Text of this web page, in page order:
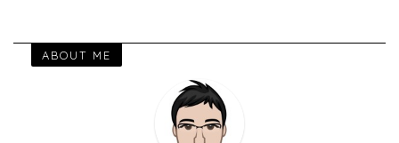
ABOUT ME